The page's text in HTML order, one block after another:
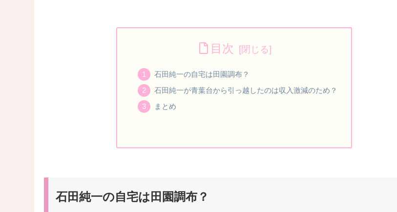
目次
石田純一の自宅は田園調布？
石田純一が青葉台から引っ越したのは収入激減のため？
まとめ
石田純一の自宅は田園調布？